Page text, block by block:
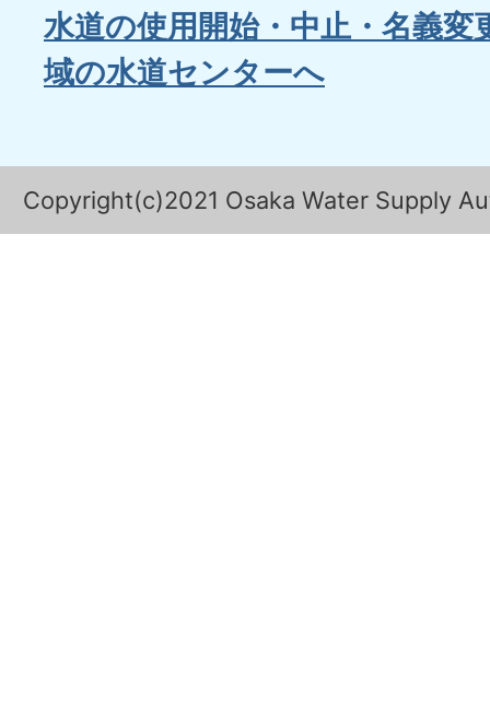
水道の使用開始・中止・名義変
域の水道センターへ
Copyright(c)2021 Osaka Water Supply